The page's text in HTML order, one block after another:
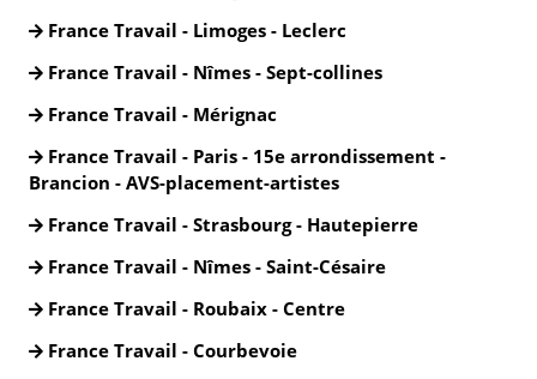
France Travail - Limoges - Leclerc
France Travail - Nîmes - Sept-collines
France Travail - Mérignac
France Travail - Paris - 15e arrondissement -
Brancion - AVS-placement-artistes
France Travail - Strasbourg - Hautepierre
France Travail - Nîmes - Saint-Césaire
France Travail - Roubaix - Centre
France Travail - Courbevoie